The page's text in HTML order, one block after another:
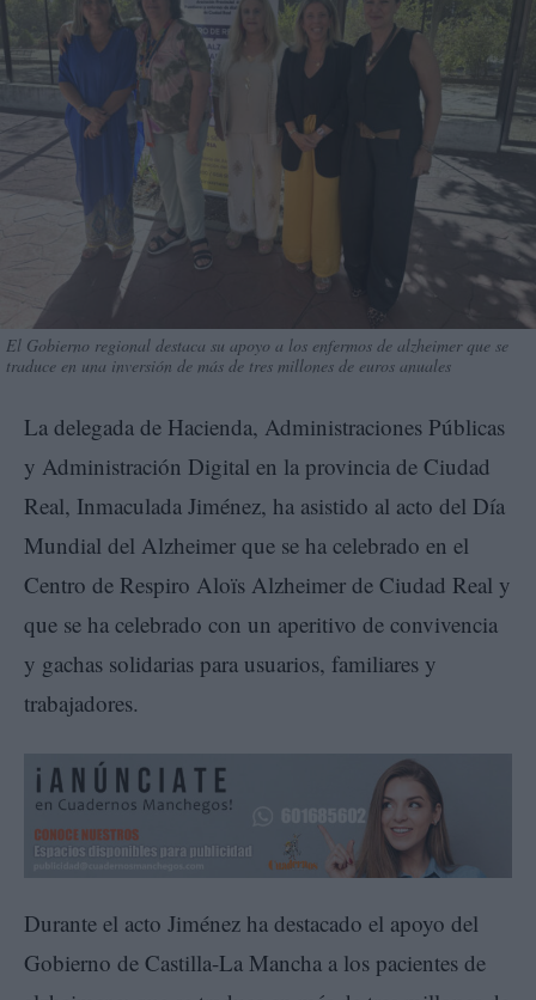
El Gobierno regional destaca su apoyo a los enfermos de alzheimer que se
traduce en una inversión de más de tres millones de euros anuales
La delegada de Hacienda, Administraciones Públicas
y Administración Digital en la provincia de Ciudad
Real, Inmaculada Jiménez, ha asistido al acto del Día
Mundial del Alzheimer que se ha celebrado en el
Centro de Respiro Aloïs Alzheimer de Ciudad Real y
que se ha celebrado con un aperitivo de convivencia
y gachas solidarias para usuarios, familiares y
trabajadores.
Durante el acto Jiménez ha destacado el apoyo del
Gobierno de Castilla-La Mancha a los pacientes de